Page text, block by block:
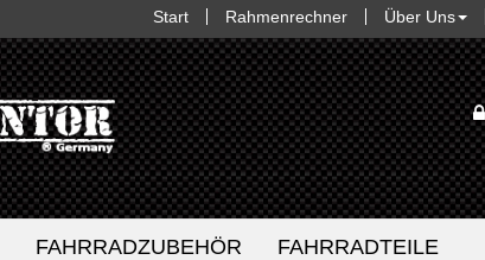
Start Rahmenrechner Über Uns
FAHRRADZUBEHÖR FAHRRADTEILE